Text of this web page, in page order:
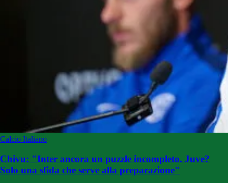
Calcio Italiano
Chivu: "Inter ancora un puzzle incompleto. Juve?
Solo una sfida che serve alla preparazione"